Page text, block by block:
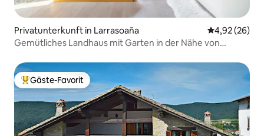
Privatunterkunft in Larrasoaña
4,92 (26)
Gemütliches Landhaus mit Garten in der Nähe von
Beliebter Gäste-Favorit.
Gäste-Favorit